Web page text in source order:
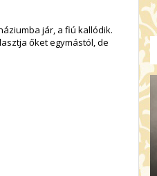
jár, a fiú kallódik.
őket egymástól, de